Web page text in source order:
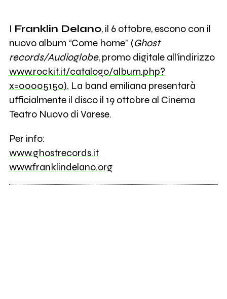
I Franklin Delano, il 6 ottobre, escono con il
nuovo album “Come home” (Ghost
records/Audioglobe, promo digitale all’indirizzo
www.rockit.it/catalogo/album.php?
x=00005150). La band emiliana presentarà
ufficialmente il disco il 19 ottobre al Cinema
Teatro Nuovo di Varese.
Per info:
www.ghostrecords.it
www.franklindelano.org